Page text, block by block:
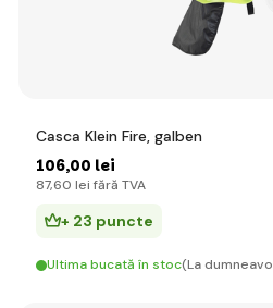
Casca Klein Fire, galben
106,00 lei
87,60 lei fără TVA
+ 23 puncte
Ultima bucată în stoc(La